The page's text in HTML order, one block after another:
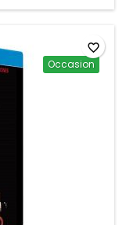
Occasion
favorite_border